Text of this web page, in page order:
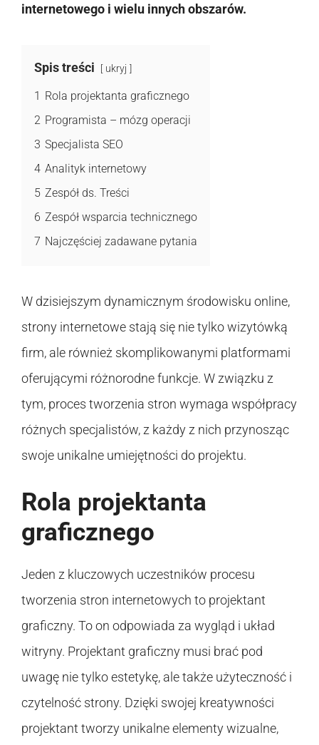
internetowego i wielu innych obszarów.
Spis treści ukryj
1 Rola projektanta graficznego
2 Programista – mózg operacji
3 Specjalista SEO
4 Analityk internetowy
5 Zespół ds. Treści
6 Zespół wsparcia technicznego
7 Najczęściej zadawane pytania
W dzisiejszym dynamicznym środowisku online,
strony internetowe stają się nie tylko wizytówką
firm, ale również skomplikowanymi platformami
oferującymi różnorodne funkcje. W związku z
tym, proces tworzenia stron wymaga współpracy
różnych specjalistów, z każdy z nich przynosząc
swoje unikalne umiejętności do projektu.
Rola projektanta
graficznego
Jeden z kluczowych uczestników procesu
tworzenia stron internetowych to projektant
graficzny. To on odpowiada za wygląd i układ
witryny. Projektant graficzny musi brać pod
uwagę nie tylko estetykę, ale także użyteczność i
czytelność strony. Dzięki swojej kreatywności
projektant tworzy unikalne elementy wizualne,